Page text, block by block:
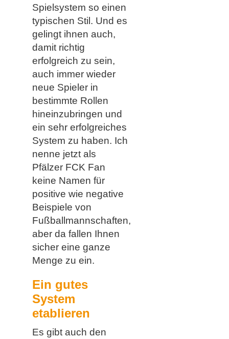
Spielsystem so einen
typischen Stil. Und es
gelingt ihnen auch,
damit richtig
erfolgreich zu sein,
auch immer wieder
neue Spieler in
bestimmte Rollen
hineinzubringen und
ein sehr erfolgreiches
System zu haben. Ich
nenne jetzt als
Pfälzer FCK Fan
keine Namen für
positive wie negative
Beispiele von
Fußballmannschaften,
aber da fallen Ihnen
sicher eine ganze
Menge zu ein.
Ein gutes
System
etablieren
Es gibt auch den